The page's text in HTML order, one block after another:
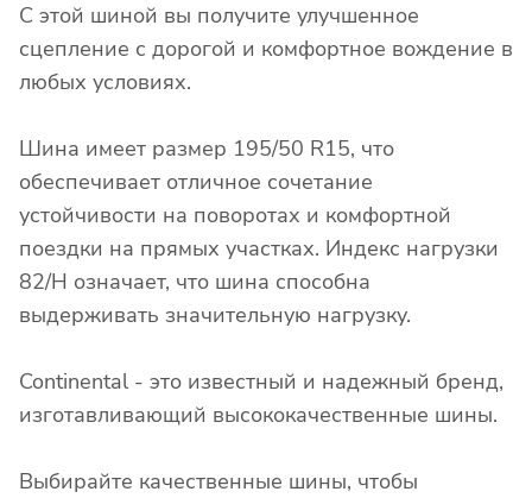
С этой шиной вы получите улучшенное
сцепление с дорогой и комфортное вождение в
любых условиях.
Шина имеет размер 195/50 R15, что
обеспечивает отличное сочетание
устойчивости на поворотах и комфортной
поездки на прямых участках. Индекс нагрузки
82/H означает, что шина способна
выдерживать значительную нагрузку.
Continental - это известный и надежный бренд,
изготавливающий высококачественные шины.
Выбирайте качественные шины, чтобы